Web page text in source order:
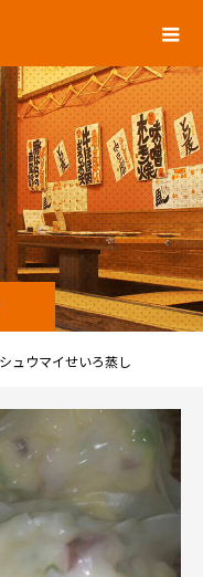
ュウマイせいろ蒸し